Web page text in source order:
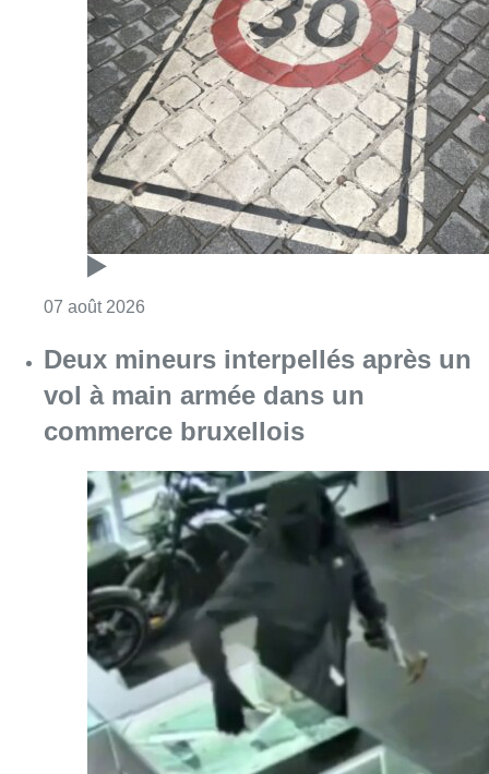
07 août 2026Consulter l'article "Les Bruxellois
Deux mineurs interpellés après un
vol à main armée dans un
commerce bruxellois
07 août 2026Consulter l'article "Deux mineurs
Partager l'article
Facebook
TwitterWhatsApp
Share
19 novembre 2021 - 19h19
23 novembre 2021- 16h25